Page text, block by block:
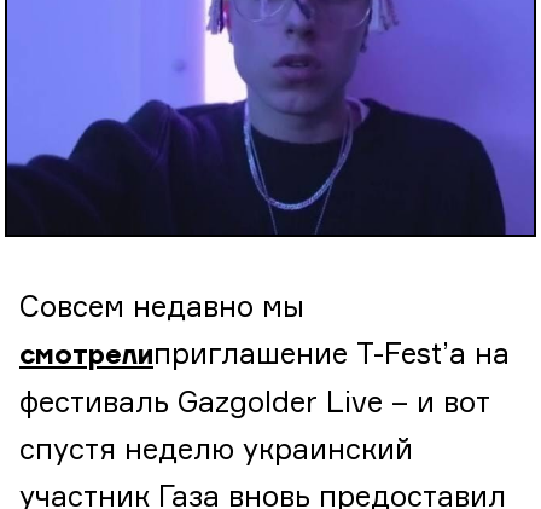
Совсем недавно мы
смотрелиприглашение T-Fest’a на
фестиваль Gazgolder Live – и вот
спустя неделю украинский
участник Газа вновь предоставил